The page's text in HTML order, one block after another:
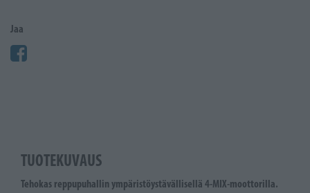
Jaa
TUOTEKUVAUS
Tehokas reppupuhallin ympäristöystävällisellä 4-MIX-moottorilla.